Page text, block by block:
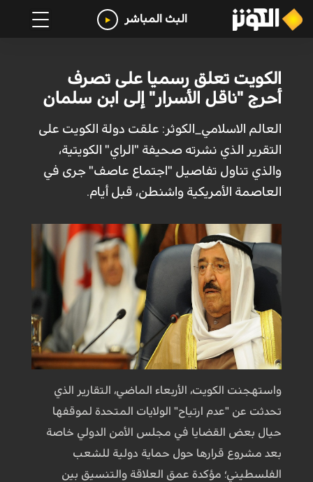
البث المباشر
الكويت تعلق رسميا على تصرف
أحرج "ناقل الأسرار" إلى ابن سلمان
العالم الاسلامي_الكوثر: علقت دولة الكويت على
التقرير الذي نشرته صحيفة "الراي" الكويتية،
والذي تناول تفاصيل "اجتماع عاصف" جرى في
العاصمة الأمريكية واشنطن، قبل أيام.
واستهجنت الكويت، الأربعاء الماضي، التقارير الذي
تحدثت عن "عدم ارتياح" الولايات المتحدة لموقفها
حيال بعض القضايا في مجلس الأمن الدولي خاصة
بعد مشروع قرارها حول حماية دولية للشعب
الفلسطيني؛ مؤكدة عمق العلاقة والتنسيق بين